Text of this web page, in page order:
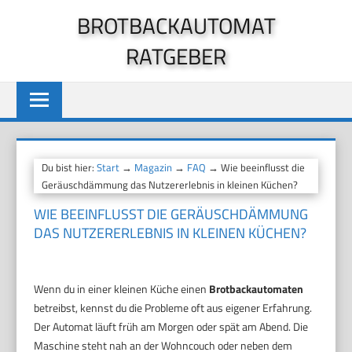
BROTBACKAUTOMAT
RATGEBER
Du bist hier:Start → Magazin → FAQ → Wie beeinflusst die
Geräuschdämmung das Nutzererlebnis in kleinen Küchen?
WIE BEEINFLUSST DIE GERÄUSCHDÄMMUNG
DAS NUTZERERLEBNIS IN KLEINEN KÜCHEN?
Wenn du in einer kleinen Küche einen Brotbackautomaten
betreibst, kennst du die Probleme oft aus eigener Erfahrung.
Der Automat läuft früh am Morgen oder spät am Abend. Die
Maschine steht nah an der Wohncouch oder neben dem